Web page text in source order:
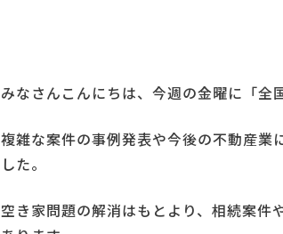
みなさんこんにちは、今週の金曜に「全
複雑な案件の事例発表や今後の不動産業
した。
空き家問題の解消はもとより、相続案件